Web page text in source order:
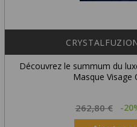
Découvrez le summum du
Masque Visage
Prix
habituel
262,80 € -